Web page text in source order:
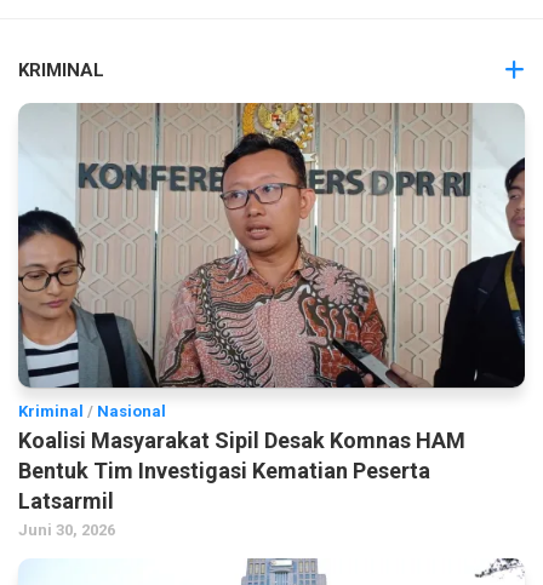
KRIMINAL
Kriminal / Nasional
Koalisi Masyarakat Sipil Desak Komnas HAM
Bentuk Tim Investigasi Kematian Peserta
Latsarmil
Juni 30, 2026